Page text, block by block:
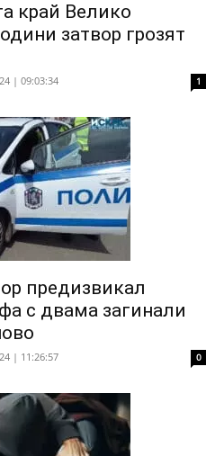
край Велико
затвор грозят
| 09:03:34 1
предизвикал
с двама загинали
| 11:26:57 0